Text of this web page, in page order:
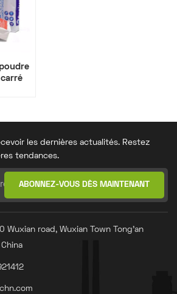
les dernières actualités. Restez
tendances.
Wuxian road, Wuxian Town Tong'an